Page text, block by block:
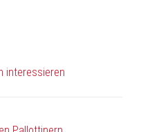
interessieren